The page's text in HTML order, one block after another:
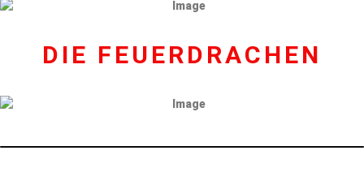
DIE FEUERDRACHEN